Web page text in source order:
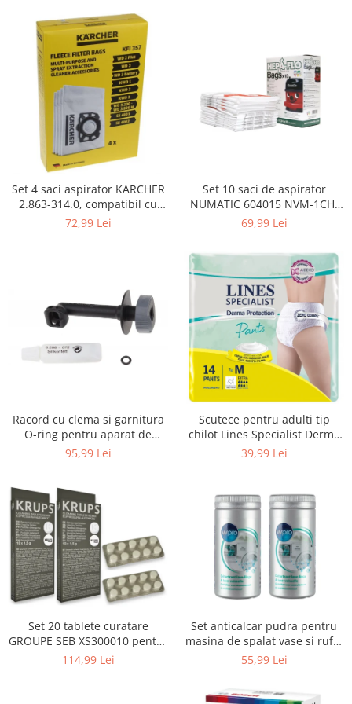
Decoratiuni
Gradinarit
Hobby-uri creative
Iluminat & Electrice
Jaluzele
Kit-uri automatizari porti si usi
Mobila dormitor
Mobila gradina & terasa
Mobila Living & Dining
Organizare si depozitare
Scule electrice si unelte
Silicon, spume si solutii tehnice
Sisteme Incalzire
Textile si covoare
Accesorii tablete
Laptopuri si Accesorii
Wearable & Gadgeturi
Electrocasnice & Climatizare
Accesorii si piese masini spalat
rufe si uscatoare
Accesorii si piese masini spalat
vase
Aparate Racire Aer
Aragaze si cuptoare cu microunde
Set 4 saci aspirator KARCHER
2.863-314.0, compatibil cu
WD, KWD, SE
72,99 Lei
Set 10 saci de aspirator
NUMATIC 604015 NVM-1CH,
9L
69,99 Lei
Racord cu clema si garnitura
O-ring pentru aparat de
spalat cu presiune, KARCHER
95,99 Lei
Scutece pentru adulti tip
chilot Lines Specialist Derma
Protection Extra, 7 picaturi,
39,99 Lei
Set 20 tablete curatare
GROUPE SEB XS300010 pentru
espressoare Krups (2x10
114,99 Lei
Set anticalcar pudra pentru
masina de spalat vase si rufe,
WPRO 484000008416, 2 x 250g
55,99 Lei